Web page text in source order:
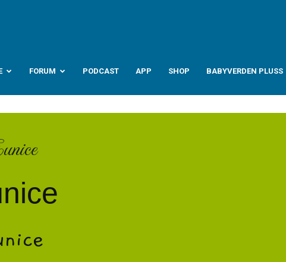
FORUM PODCAST APP SHOP BABYVERDEN PLUSS